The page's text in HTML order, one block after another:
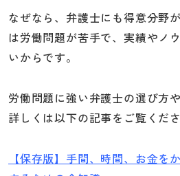
なぜなら、弁護士にも得意分野
は労働問題が苦手で、実績やノ
いからです。
労働問題に強い弁護士の選び方
詳しくは以下の記事をご覧くださ
【保存版】手間、時間、お金を